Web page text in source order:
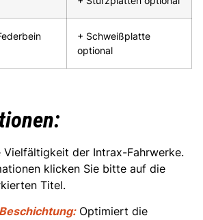
+ Schweißplatte
optional
Vielfältigkeit der Intrax-Fahrwerke.
klicken Sie bitte auf die
Titel.
Optimiert die